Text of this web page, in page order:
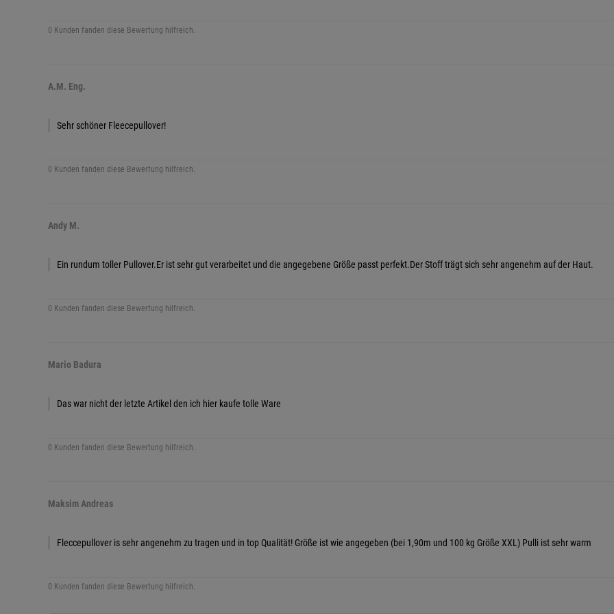
0 Kunden fanden diese Bewertung hilfreich.
A.M. Eng.
Sehr schöner Fleecepullover!
0 Kunden fanden diese Bewertung hilfreich.
Andy M.
Ein rundum toller Pullover.Er ist sehr gut verarbeitet und die angegebene Größe passt perfekt.Der Stoff trägt sich sehr angenehm auf der Haut.
0 Kunden fanden diese Bewertung hilfreich.
Mario Badura
Das war nicht der letzte Artikel den ich hier kaufe tolle Ware
0 Kunden fanden diese Bewertung hilfreich.
Maksim Andreas
Fleccepullover is sehr angenehm zu tragen und in top Qualität! Größe ist wie angegeben (bei 1,90m und 100 kg Größe XXL) Pulli ist sehr warm
0 Kunden fanden diese Bewertung hilfreich.